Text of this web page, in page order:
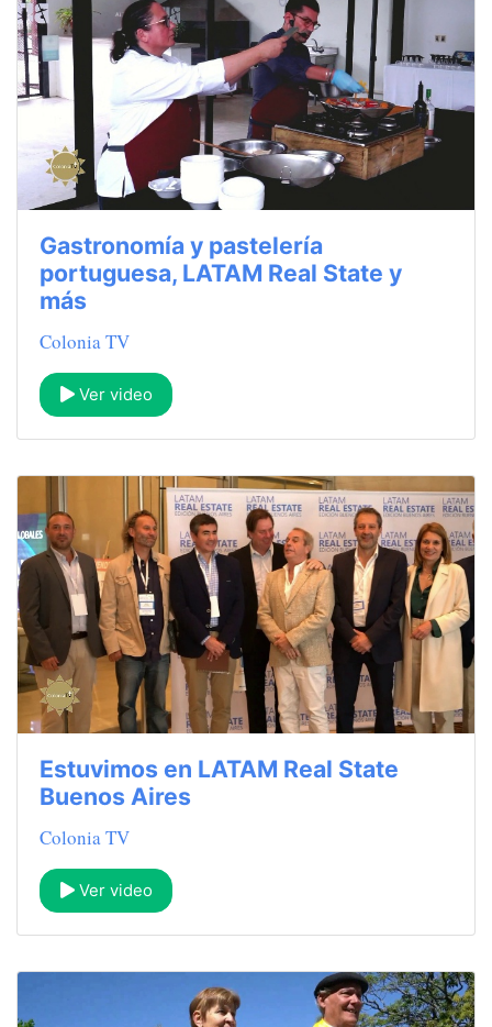
Gastronomía y pastelería
portuguesa, LATAM Real State y
más
Colonia TV
Ver video
Estuvimos en LATAM Real State
Buenos Aires
Colonia TV
Ver video